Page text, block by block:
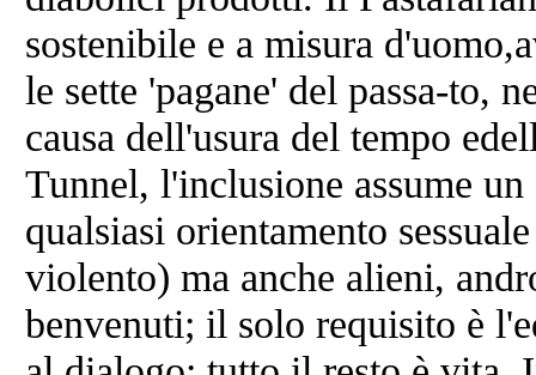
sostenibile e a misura
le sette 'pagane' del passa-to,
causa dell'usura del tempo
Tunnel, l'inclusione assume
qualsiasi orientamento
violento) ma anche alieni,
benvenuti; il solo requisito è